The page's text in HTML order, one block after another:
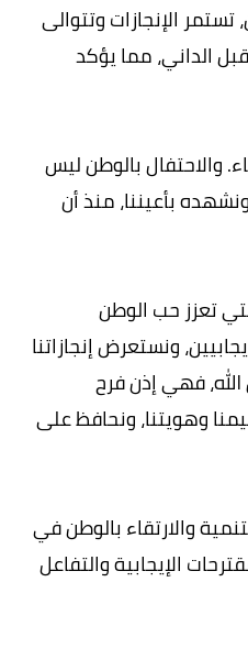
الإنجازات وتتوالى
الداني، مما يؤكد
والاحتفال بالوطن ليس
بأعيننا، منذ أن
تعزز حب الوطن
ونستعرض إنجازاتنا
فهي إذن فرح
وهويتنا، ونحافظ على
والارتقاء بالوطن في
الإيجابية والتفاعل